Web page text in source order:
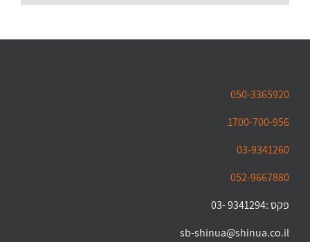
050-3365920
1700-700-956
03-9341260
052-9667880
פקס :9341294 -03
sb-shinua@shinua.co.il